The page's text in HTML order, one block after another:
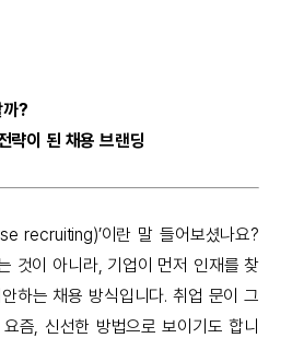
까?
략이 된 채용 브랜딩
recruiting)’이란 말 들어보셨나요?
것이 아니라, 기업이 먼저 인재를 찾
하는 채용 방식입니다. 취업 문이 그
즘, 신선한 방법으로 보이기도 합니